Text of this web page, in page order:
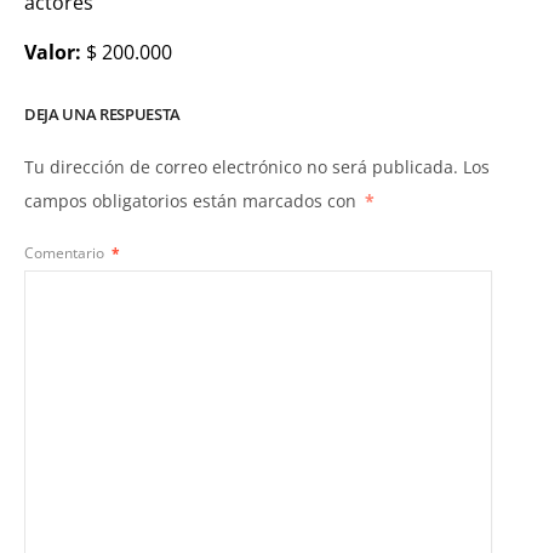
Valor: $ 200.000
DEJA UNA RESPUESTA
Tu dirección de correo electrónico no será publicada. Los
campos obligatorios están marcados con *
Comentario *